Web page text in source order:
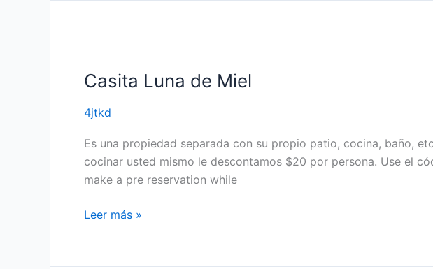
Casita Luna de Miel
4jtkd
Es una propiedad separada con su propio patio, cocina, baño,
cocinar usted mismo le descontamos $20 por persona. Use el
make a pre reservation while
de
Leer más »